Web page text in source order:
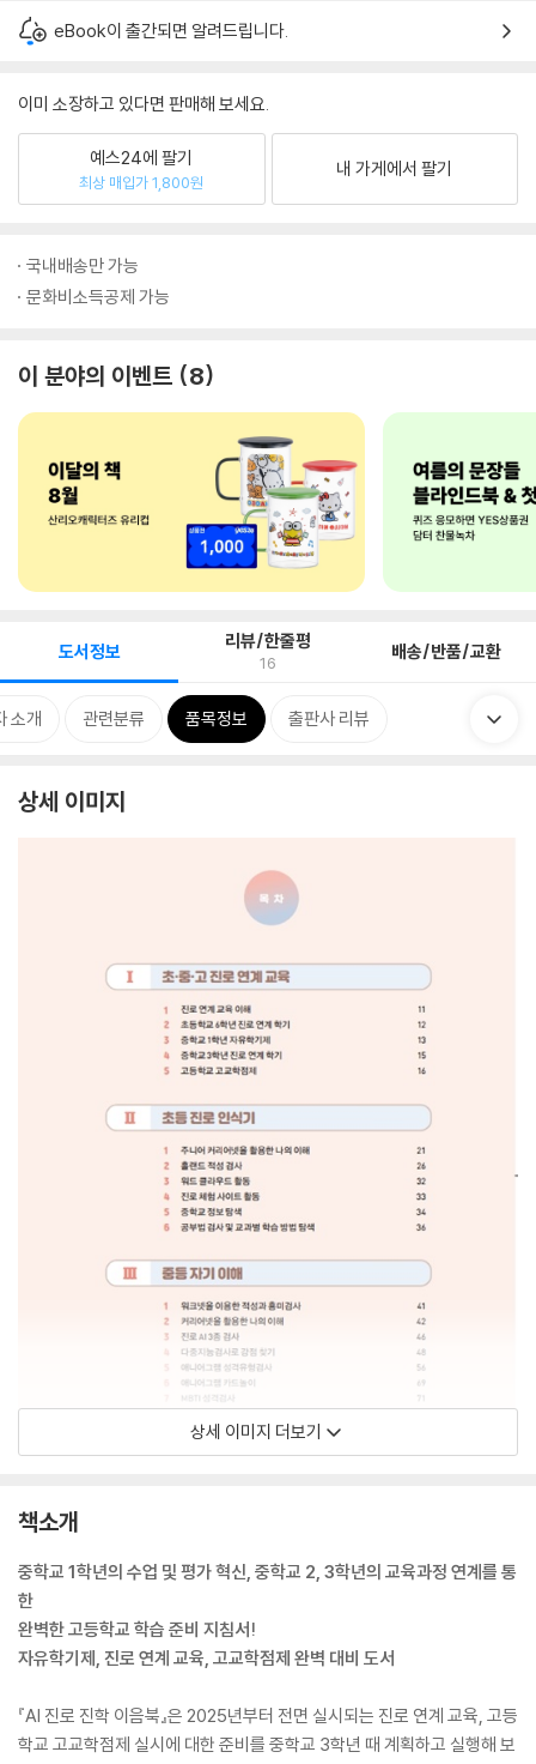
eBook이 출간되면 알려드립니다.
이미 소장하고 있다면 판매해 보세요.
예스24에 팔기
최상 매입가 1,800원
내 가게에서 팔기
국내배송만 가능
문화비소득공제 가능
이 분야의 이벤트 8
도서정보 리뷰/한줄평
16 배송/반품/교환
소개 관련분류 품목정보 출판사 리뷰
상세 이미지
상세 이미지 더보기
책소개
중학교 1학년의 수업 및 평가 혁신, 중학교 2, 3학년의 교육과정 연계를 통
한
완벽한 고등학교 학습 준비 지침서!
자유학기제, 진로 연계 교육, 고교학점제 완벽 대비 도서
『AI 진로 진학 이음북』은 2025년부터 전면 실시되는 진로 연계 교육, 고등
학교 고교학점제 실시에 대한 준비를 중학교 3학년 때 계획하고 실행해 보